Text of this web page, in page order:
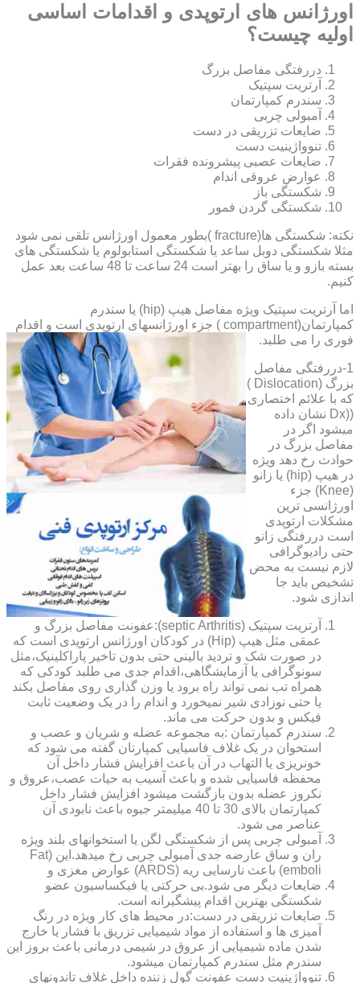
اورژانس های ارتوپدی و اقدامات اساسی
اولیه چیست؟
دررفتگی مفاصل بزرگ
آرتریت سپتیک
سندرم کمپارتمان
آمبولی چربی
ضایعات تزریقی در دست
تنوواژینیت دست
ضایعات عصبی پیشرونده فقرات
عوارض عروقی اندام
شکستگی باز
شکستگی گردن فمور
نکته: شکستگی ها(fracture )بطور معمول اورژانس تلقی نمی شود
مثلا شکستگی دوبل ساعد یا شکستگی استابولوم یا شکستگی های
بسته بازو و یا ساق را بهتر است 24 ساعت تا 48 ساعت بعد عمل
کنیم.
اما آرتریت سپتیک ویژه مفاصل هیپ (hip) یا سندرم
کمپارتمان(compartment ) جزء اورژانسهای ارتوپدی است و اقدام
فوری را می طلبد.
1-دررفتگی مفاصل
بزرگ (Dislocation )
که با علائم اختصاری
((Dx نشان داده
میشود اگر در
مفاصل بزرگ در
حوادث رخ دهد ویژه
در هیپ (hip) یا زانو
(Knee) جزء
اورژانسی ترین
مشکلات ارتوپدی
است دررفتگی زانو
حتی رادیوگرافی
لازم نیست به محض
تشخیص باید جا
اندازی شود.
آرتریت سپتیک (septic Arthritis):عفونت مفاصل بزرگ و
عمقی مثل هیپ (Hip) در کودکان اورژانس ارتوپدی است که
در صورت شک و تردید بالینی حتی بدون تاخیر پاراکلینیک،مثل
سونوگرافی یا آزمایشگاهی،اقدام جدی می طلبد کودکی که
همراه تب نمی تواند راه برود یا وزن گذاری روی مفاصل بکند
یا حتی نوزادی شیر نمیخورد و اندام را در یک وضعیت ثابت
فیکس و بدون حرکت می ماند.
سندرم کمپارتمان :به مجموعه عضله و شریان و عصب و
استخوان در یک غلاف فاسیایی کمپارتان گفته می شود که
خونریزی یا التهاب در آن باعث افزایش فشار داخل آن
محفظه فاسیایی شده و باعث آسیب به حیات عصب،عروق و
نکروز عضله بدون بازگشت میشود افزایش فشار داخل
کمپارتمان بالای 30 تا 40 میلیمتر جیوه باعث نابودی آن
عناصر می شود.
آمبولی چربی پس از شکستگی لگن یا استخوانهای بلند ویژه
ران و ساق عارضه جدی آمبولی چربی رخ میدهد.این (Fat
emboli) باعث نارسایی ریه (ARDS) عوارض مغزی و
ضایعات دیگر می شود.بی حرکتی یا فیکساسیون عضو
شکستگی بهترین اقدام پیشگیرانه است.
ضایعات تزریقی در دست:در محیط های کار ویژه در رنگ
آمیزی ها و استفاده از مواد شیمیایی تزریق با فشار یا خارج
شدن ماده شیمیایی از عروق در شیمی درمانی باعث بروز این
سندرم مثل سندرم کمپارتمان میشود.
تنوواژینیت دست عفونت گول زننده داخل غلاف تاندونهای